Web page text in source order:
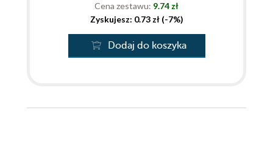
Cena zestawu: 9.74 zł
Zyskujesz: 0.73 zł (-7%)
Dodaj do koszyka